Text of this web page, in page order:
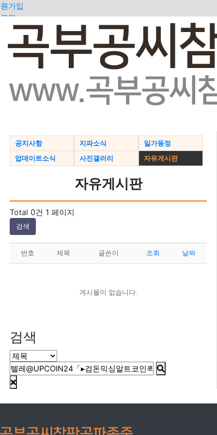
가입
인
0어제0최대 전체0
공지사항 지파소식
일가동정
업데이트소식
사진갤러리 자유게시판
자유게시판
Total 0건 1 페이지
검색
번호 제목 글쓴이 조회 날짜
게시물이 없습니다.
검색